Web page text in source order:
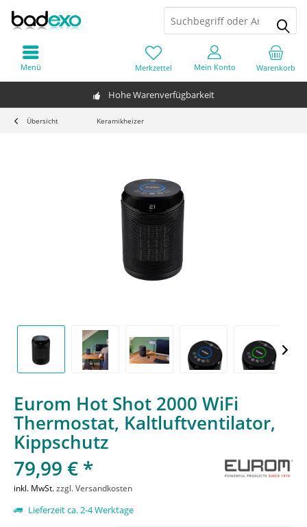
Hohe Warenverfügbarkeit
Warenkorb
Merkzettel Mein Konto
Menü
Übersicht Keramikheizer
Eurom Hot Shot 2000 WiFi
Thermostat, Kaltluftventilator,
Kippschutz
79,99 € *
inkl. MwSt.zzgl. Versandkosten
Lieferzeit ca. 2-4 Werktage